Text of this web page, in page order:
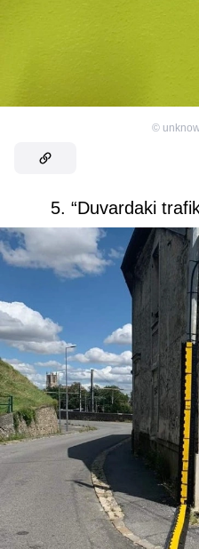
©
5. “Duvardaki